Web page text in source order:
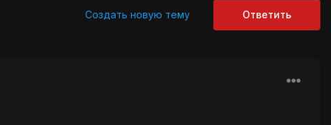
Ответить
Создать новую тему